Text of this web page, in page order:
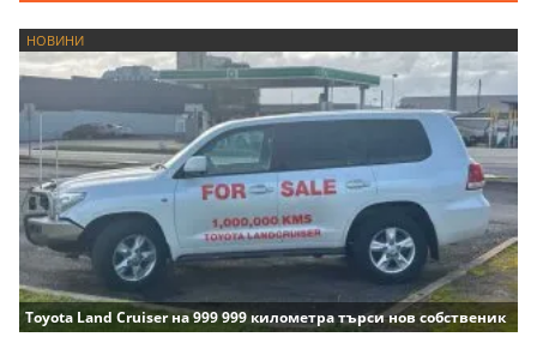
НОВИНИ
Toyota Land Cruiser на 999 999 километра търси нов собственик